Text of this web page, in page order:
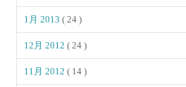
1月 2013( 24 )
12月 2012( 24 )
11月 2012( 14 )